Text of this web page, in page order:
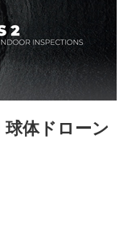
体ドローン